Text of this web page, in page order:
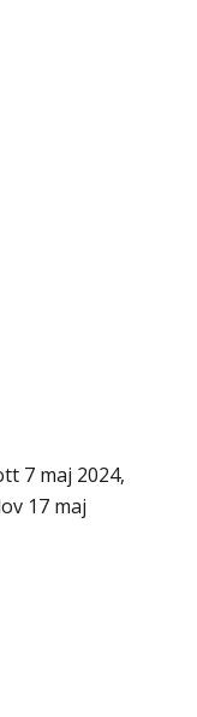
7 maj 2024,
17 maj